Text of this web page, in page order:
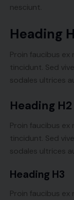
nesciunt.
Heading
Proin faucibus ex
tincidunt. Sed
sodales ultrices
Heading H2
Proin faucibus ex
tincidunt. Sed
sodales ultrices
Heading H3
Proin faucibus ex